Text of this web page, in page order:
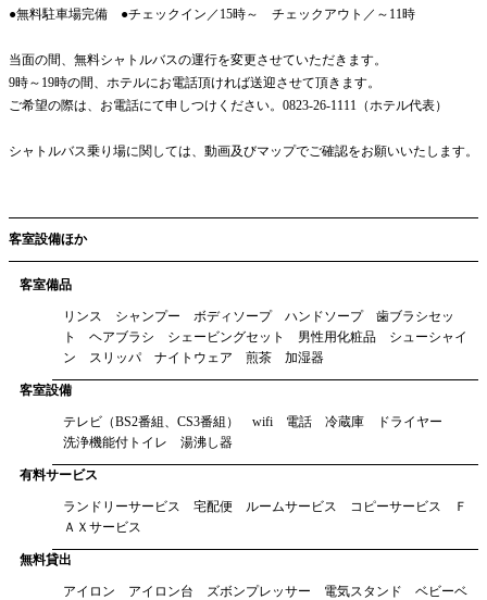
●無料駐車場完備 ●チェックイン／15時～ チェックアウト／～11時
当面の間、無料シャトルバスの運行を変更させていただきます。
9時～19時の間、ホテルにお電話頂ければ送迎させて頂きます。
ご希望の際は、お電話にて申しつけください。0823-26-1111（ホテル代表）
シャトルバス乗り場に関しては、動画及びマップでご確認をお願いいたします。
客室設備ほか
客室備品
リンス シャンプー ボディソープ ハンドソープ 歯ブラシセッ
ト ヘアブラシ シェービングセット 男性用化粧品 シューシャイ
ン スリッパ ナイトウェア 煎茶 加湿器
客室設備
テレビ（BS2番組、CS3番組） wifi 電話 冷蔵庫 ドライヤー
洗浄機能付トイレ 湯沸し器
有料サービス
ランドリーサービス 宅配便 ルームサービス コピーサービス Ｆ
ＡＸサービス
無料貸出
アイロン アイロン台 ズボンプレッサー 電気スタンド ベビーベ